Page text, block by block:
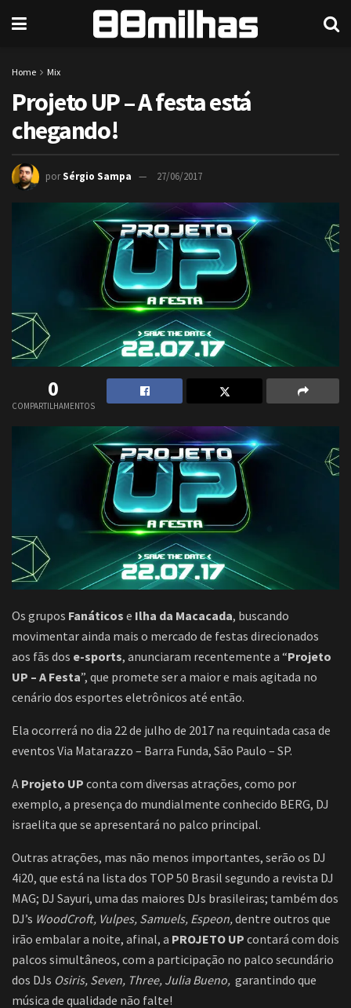
Home Mix
Projeto UP – A festa está
chegando!
porSérgio Sampa 27/06/2017
0
COMPARTILHAMENTOS
Os grupos Fanáticos e Ilha da Macacada, buscando
movimentar ainda mais o mercado de festas direcionados
aos fãs dos e-sports, anunciaram recentemente a “Projeto
UP – A Festa”, que promete ser a maior e mais agitada no
cenário dos esportes eletrônicos até então.
Ela ocorrerá no dia 22 de julho de 2017 na requintada casa de
eventos Via Matarazzo – Barra Funda, São Paulo – SP.
A Projeto UP conta com diversas atrações, como por
exemplo, a presença do mundialmente conhecido BERG, DJ
israelita que se apresentará no palco principal.
Outras atrações, mas não menos importantes, serão os DJ
4i20, que está na lista dos TOP 50 Brasil segundo a revista DJ
MAG; DJ Sayuri, uma das maiores DJs brasileiras; também dos
DJ’s WoodCroft, Vulpes, Samuels, Espeon, dentre outros que
irão embalar a noite, afinal, a PROJETO UP contará com dois
palcos simultâneos, com a participação no palco secundário
dos DJs Osiris, Seven, Three, Julia Bueno, garantindo que
música de qualidade não falte!